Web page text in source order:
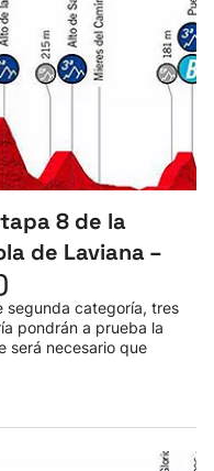
8 de la
de Laviana –
segunda categoría, tres
pondrán a prueba la
será necesario que